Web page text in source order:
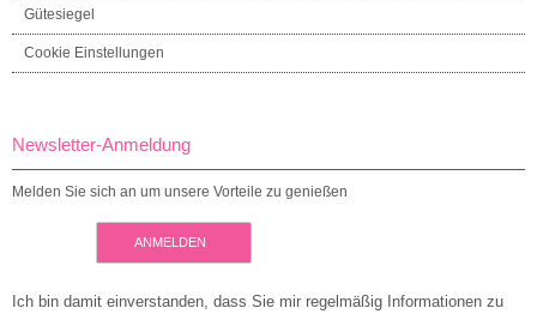
Gütesiegel
Cookie Einstellungen
Newsletter-Anmeldung
Melden Sie sich an um unsere Vorteile zu genießen
ANMELDEN
Ich bin damit einverstanden, dass Sie mir regelmäßig Informationen zu